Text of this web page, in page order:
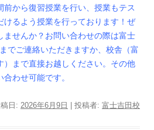
から復習授業を行い、授業もテス
けるよう授業を行っております！ぜ
ませんか？お問い合わせの際は富士
でご連絡いただきますか、校舎（富
）まで直接お越しください。その他
わせ可能です。
稿日: 2026年6月9日 投稿者: 富士吉田校